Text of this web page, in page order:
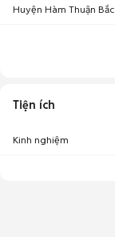
Huyện Hàm Thuận Bắc
Tiện ích
Kinh nghiệm